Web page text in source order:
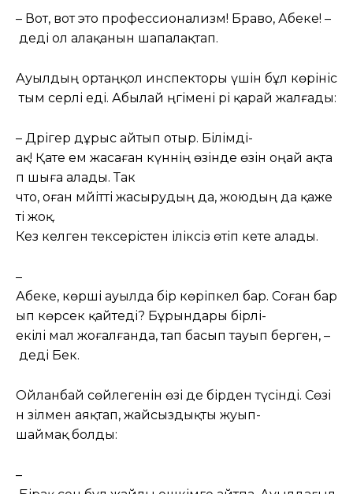
– Вот, вот это профессионализм! Браво, Абеке! –
деді ол алақанын шапалақтап.
Ауылдың ортаңқол инспекторы үшін бұл көрініс
тым әсерлі еді. Абылай әңгімені әрі қарай жалғады:
– Дәрігер дұрыс айтып отыр. Білімді-
ақ! Қате ем жасаған күннің өзінде өзін оңай ақта
п шыға алады. Так
что, оған мәйітті жасырудың да, жоюдың да қаже
ті жоқ.
Кез келген тексерістен іліксіз өтіп кете алады.
–
Абеке, көрші ауылда бір көріпкел бар. Соған бар
ып көрсек қайтеді? Бұрындары бірлі-
екілі мал жоғалғанда, тап басып тауып берген, –
деді Бек.
Ойланбай сөйлегенін өзі де бірден түсінді. Сөзі
н әзілмен аяқтап, жайсыздықты жуып-
шаймақ болды:
–